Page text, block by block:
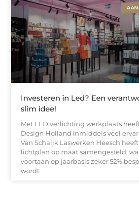
Investeren in Led? Een
slim idee!
Met LED verlichting werkplaats
Design Holland inmiddels veel
Van Schaijk Laswerken Heesch
lichtplan op maat samengesteld,
voortaan op jaarbasis zeker 52%
wordt